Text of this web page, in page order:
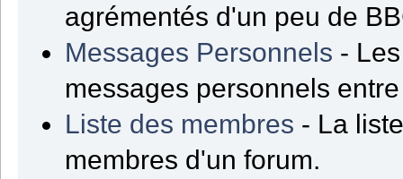
agrémentés d'un peu de
Messages Personnels -
messages personnels
Liste des membres - La
membres d'un forum.